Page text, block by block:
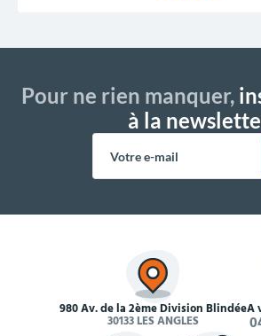
Pour ne rien manquer,
à la
980 Av. de la 2ème Division Blindée
30133 LES ANGLES
À